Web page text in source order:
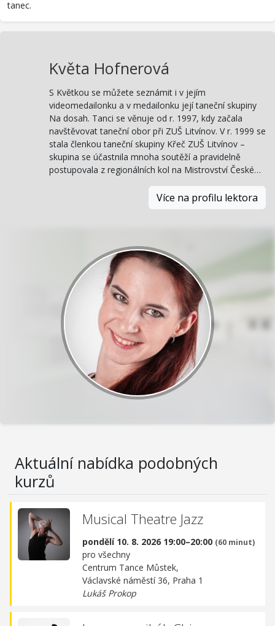
tanec.
Květa Hofnerová
S Květkou se můžete seznámit i v jejím
videomedailonku a v medailonku její taneční skupiny
Na dosah. Tanci se věnuje od r. 1997, kdy začala
navštěvovat taneční obor při ZUŠ Litvínov. V r. 1999 se
stala členkou taneční skupiny Křeč ZUŠ Litvínov –
skupina se účastnila mnoha soutěží a pravidelně
postupovala z regionálních kol na Mistrovství České…
Více na profilu lektora
Aktuální nabídka podobných
kurzů
Musical Theatre Jazz
pondělí 10. 8. 2026 19:00–20:00 (60 minut)
pro všechny
Centrum Tance Můstek,
Václavské náměstí 36, Praha 1
Lukáš Prokop